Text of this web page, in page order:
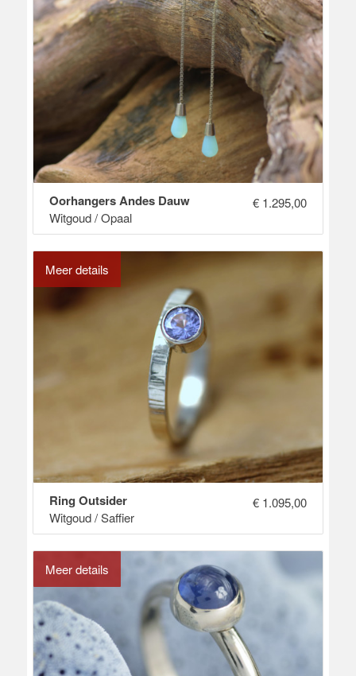
Oorhangers Andes Dauw
Witgoud / Opaal
€1.295,00
Meer details
Ring Outsider
Witgoud / Saffier
€1.095,00
Meer details